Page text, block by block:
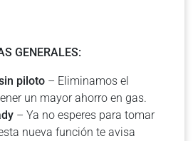
GENERALES:
piloto – Eliminamos el
un mayor ahorro en gas.
– Ya no esperes para tomar
nueva función te avisa